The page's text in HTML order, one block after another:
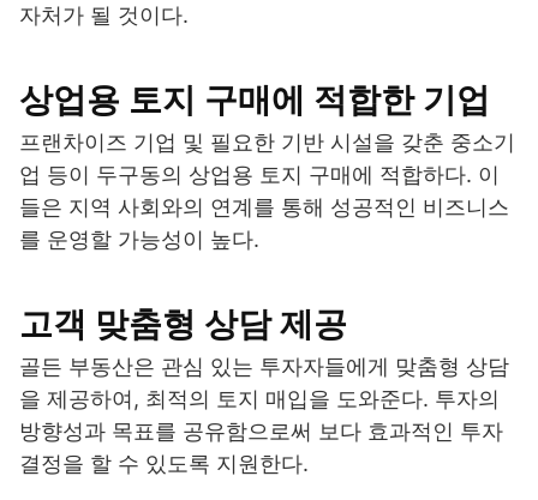
자처가 될 것이다.
상업용 토지 구매에 적합한 기업
프랜차이즈 기업 및 필요한 기반 시설을 갖춘 중소기
업 등이 두구동의 상업용 토지 구매에 적합하다. 이
들은 지역 사회와의 연계를 통해 성공적인 비즈니스
를 운영할 가능성이 높다.
고객 맞춤형 상담 제공
골든 부동산은 관심 있는 투자자들에게 맞춤형 상담
을 제공하여, 최적의 토지 매입을 도와준다. 투자의
방향성과 목표를 공유함으로써 보다 효과적인 투자
결정을 할 수 있도록 지원한다.